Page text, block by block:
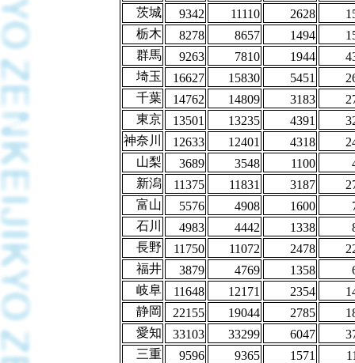
茨城
9342 11110 2628
栃木
8278 8657 1494
群馬
9263 7810 1944
埼玉
16627 15830 5451
千葉
14762 14809 3183
東京
13501 13235 4391
神奈川
12633 12401 4318
山梨
3689 3548 1100
新潟
11375 11831 3187
富山
5576 4908 1600
石川
4983 4442 1338
長野
11750 11072 2478
福井
3879 4769 1358
岐阜
11648 12171 2354
静岡
22155 19044 2785
愛知
33103 33299 6047
三重
9596 9365 1571